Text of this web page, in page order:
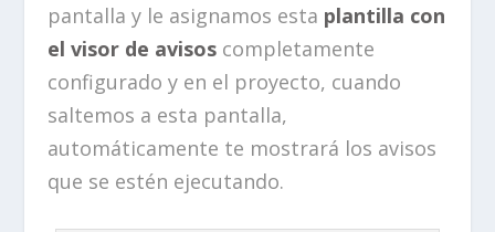
pantalla y le asignamos esta plantilla con
el visor de avisos completamente
configurado y en el proyecto, cuando
saltemos a esta pantalla,
automáticamente te mostrará los avisos
que se estén ejecutando.